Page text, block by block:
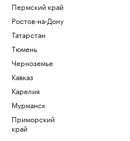
Пермский край
Ростов-на-Дону
Татарстан
Тюмень
Черноземье
Кавказ
Карелия
Мурманск
Приморский
край